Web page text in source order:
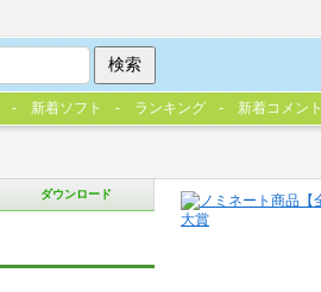
ダウンロード
新着ソフト ランキング 新着コメント